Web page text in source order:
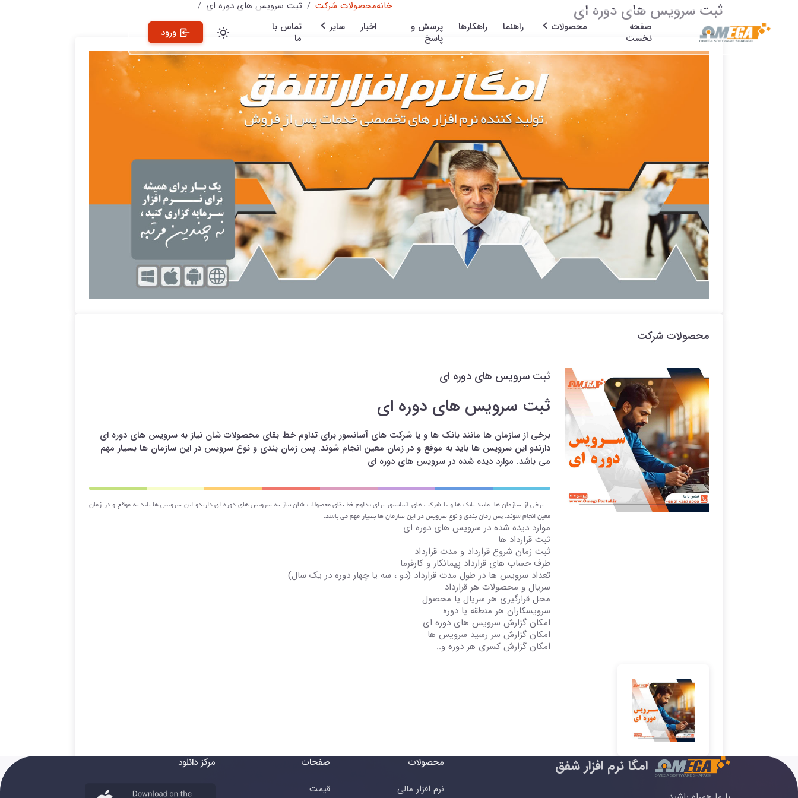
صفحه
نخست
محصولات راهنما راهکارها
پرسش و
پاسخ
اخبار سایر
تماس با
ما
ورود
ثبت سرویس های دوره ای خانهمحصولات شرکت ثبت سرویس های دوره ای
محصولات شرکت
ثبت سرویس های دوره ای
ثبت سرویس های دوره ای
برخی از سازمان ها مانند بانک ها و یا شرکت های آسانسور برای تداوم خط بقای محصولات شان نیاز به سرویس های دوره ای
دارندو این سرویس ها باید به موقع و در زمان معین انجام شوند. پس زمان بندی و نوع سرویس در این سازمان ها بسیار مهم
می باشد. موارد دیده شده در سرویس های دوره ای
برخی از سازمان ها مانند بانک ها و یا شرکت های آسانسور برای تداوم خط بقای محصولات شان نیاز به سرویس های دوره ای دارندو این سرویس ها باید به موقع و در زمان
معین انجام شوند. پس زمان بندی و نوع سرویس در این سازمان ها بسیار مهم می باشد.
موارد دیده شده در سرویس های دوره ای
ثبت قرارداد ها
ثبت زمان شروع قرارداد و مدت قرارداد
طرف حساب های قرارداد پیمانکار و کارفرما
تعداد سرویس ها در طول مدت قرارداد (دو ، سه یا چهار دوره در یک سال)
سریال و محصولات هر قرارداد
محل قرارگیری هر سریال یا محصول
سرویسکاران هر منطقه یا دوره
امکان گزارش سرویس های دوره ای
امکان گزارش سر رسید سرویس ها
امکان گزارش کسری هر دوره و..
امگا نرم افزار شفق
محصولات
نرم افزار مالی
صفحات
قیمت
مرکز دانلود